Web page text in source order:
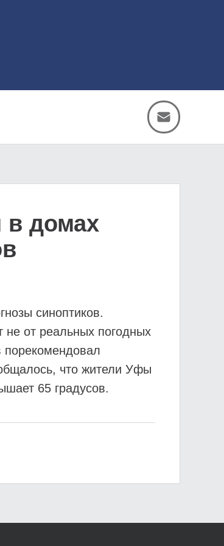
в домах
синоптиков.
не от реальных погодных
порекомендовал
что жители Уфы
65 градусов.